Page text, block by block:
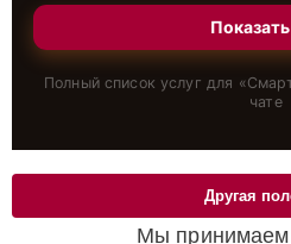
Полный список услуг для «
чате
Мы принимаем
Другая